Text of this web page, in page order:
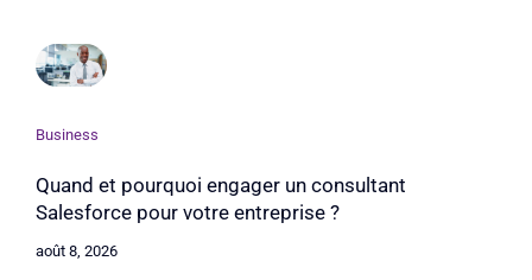
Business
Quand et pourquoi engager un consultant
Salesforce pour votre entreprise ?
août 8, 2026